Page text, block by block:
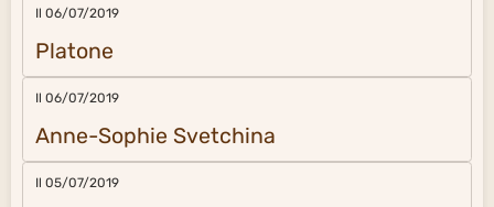
Il 06/07/2019
Platone
Il 06/07/2019
Anne-Sophie Svetchina
Il 05/07/2019